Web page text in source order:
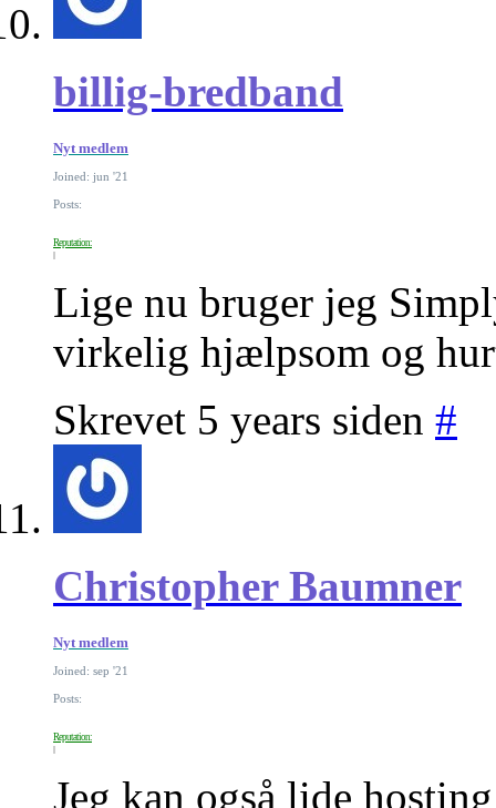
billig-bredband
Nyt medlem
Joined: jun '21
Posts:
Reputation:
Lige nu bruger jeg
virkelig hjælpsom og
Skrevet 5 years siden #
Christopher Baumner
Nyt medlem
Joined: sep '21
Posts:
Reputation:
Jeg kan også lide